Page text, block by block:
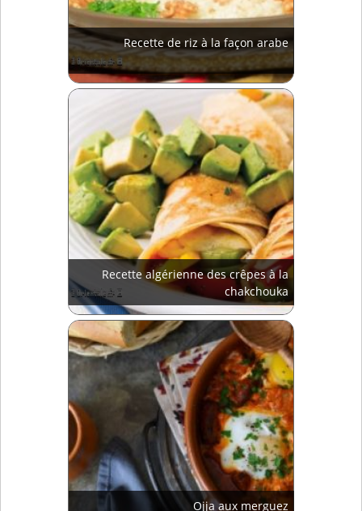
Recette de riz à la façon arabe
Recette algérienne des crêpes à la
chakchouka
Ojja aux merguez